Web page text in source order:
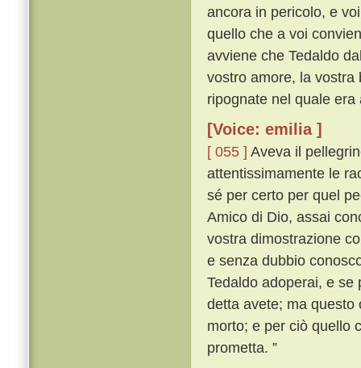
ancora in pericolo, e
quello che a voi
avviene che Tedaldo
vostro amore, la vostra
ripognate nel quale
[Voice: emilia ]
[ 055 ] Aveva il
attentissimamente le
sé per certo per quel
Amico di Dio, assai
vostra dimostrazione
e senza dubbio
Tedaldo adoperai, e
detta avete; ma questo
morto; e per ciò quello
prometta. ”